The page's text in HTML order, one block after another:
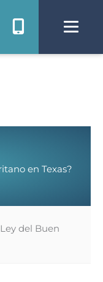
en Texas?
del Buen